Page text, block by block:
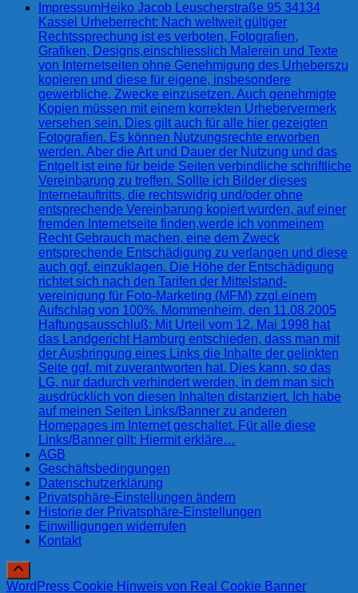
ImpressumHeiko Jacob Leuscherstraße 95 34134
Kassel Urheberrecht: Nach weltweit gültiger
Rechtssprechung ist es verboten, Fotografien,
Grafiken, Designs,einschliesslich Malerein und Texte
von Internetseiten ohne Genehmigung des Urheberszu
kopieren und diese für eigene, insbesondere
gewerbliche, Zwecke einzusetzen. Auch genehmigte
Kopien müssen mit einem korrekten Urhebervermerk
versehen sein. Dies gilt auch für alle hier gezeigten
Fotografien. Es können Nutzungsrechte erworben
werden. Aber die Art und Dauer der Nutzung und das
Entgelt ist eine für beide Seiten verbindliche schriftliche
Vereinbarung zu treffen. Sollte ich Bilder dieses
Internetauftritts, die rechtswidrig und/oder ohne
entsprechende Vereinbarung kopiert wurden, auf einer
fremden Internetseite finden,werde ich vonmeinem
Recht Gebrauch machen, eine dem Zweck
entsprechende Entschädigung zu verlangen und diese
auch ggf. einzuklagen. Die Höhe der Entschädigung
richtet sich nach den Tarifen der Mittelstand-
vereinigung für Foto-Marketing (MFM) zzgl.einem
Aufschlag von 100%. Mommenheim, den 11.08.2005
Haftungsausschluß: Mit Urteil vom 12. Mai 1998 hat
das Landgericht Hamburg entschieden, dass man mit
der Ausbringung eines Links die Inhalte der gelinkten
Seite ggf. mit zuverantworten hat. Dies kann, so das
LG, nur dadurch verhindert werden, in dem man sich
ausdrücklich von diesen Inhalten distanziert. Ich habe
auf meinen Seiten Links/Banner zu anderen
Homepages im Internet geschaltet. Für alle diese
Links/Banner gilt: Hiermit erkläre…
AGB
Geschäftsbedingungen
Datenschutzerklärung
Privatsphäre-Einstellungen ändern
Historie der Privatsphäre-Einstellungen
Einwilligungen widerrufen
Kontakt
WordPress Cookie Hinweis von Real Cookie Banner